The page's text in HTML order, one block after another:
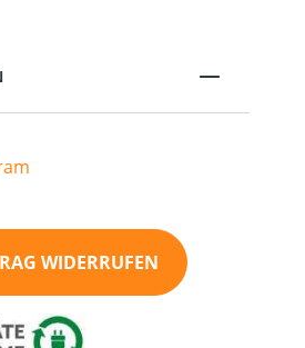
WIDERRUFEN